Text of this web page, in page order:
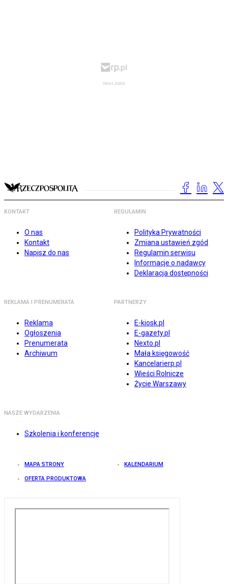
KONTAKT
O nas
Kontakt
Napisz do nas
REGULAMIN
Polityka Prywatności
Zmiana ustawień zgód
Regulamin serwisu
Informacje o nadawcy
Deklaracja dostępności
REKLAMA I PRENUMERATA
Reklama
Ogłoszenia
Prenumerata
Archiwum
PARTNERZY
E-kiosk.pl
E-gazety.pl
Nexto.pl
Mała księgowość
Kancelarierp.pl
Wieści Rolnicze
Życie Warszawy
NASZE WYDARZENIA
Szkolenia i konferencje
MAPA STRONY KALENDARIUM
OFERTA PRODUKTOWA